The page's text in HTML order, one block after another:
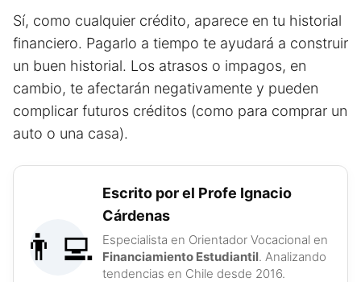
Sí, como cualquier crédito, aparece en tu historial
financiero. Pagarlo a tiempo te ayudará a construir
un buen historial. Los atrasos o impagos, en
cambio, te afectarán negativamente y pueden
complicar futuros créditos (como para comprar un
auto o una casa).
👨‍💻
Escrito por el Profe Ignacio
Cárdenas
Especialista en Orientador Vocacional en
Financiamiento Estudiantil. Analizando
tendencias en Chile desde 2016.